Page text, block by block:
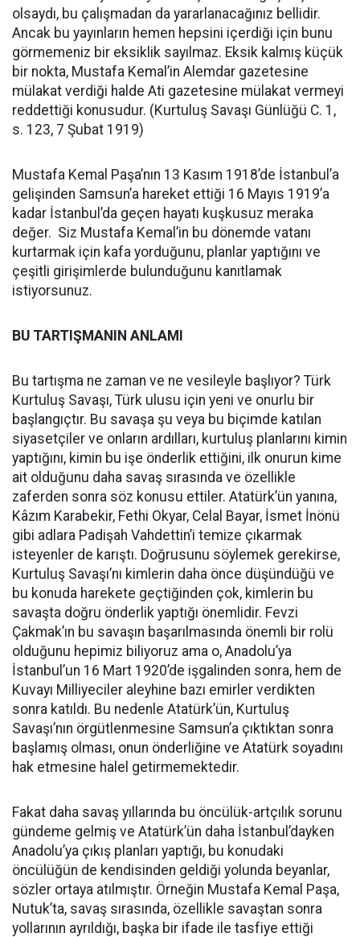
olsaydı, bu çalışmadan da yararlanacağınız bellidir.
Ancak bu yayınların hemen hepsini içerdiği için bunu
görmemeniz bir eksiklik sayılmaz. Eksik kalmış küçük
bir nokta, Mustafa Kemal’in Alemdar gazetesine
mülakat verdiği halde Ati gazetesine mülakat vermeyi
reddettiği konusudur. (Kurtuluş Savaşı Günlüğü C. 1,
s. 123, 7 Şubat 1919)
Mustafa Kemal Paşa’nın 13 Kasım 1918’de İstanbul’a
gelişinden Samsun’a hareket ettiği 16 Mayıs 1919’a
kadar İstanbul’da geçen hayatı kuşkusuz meraka
değer. Siz Mustafa Kemal’in bu dönemde vatanı
kurtarmak için kafa yorduğunu, planlar yaptığını ve
çeşitli girişimlerde bulunduğunu kanıtlamak
istiyorsunuz.
BU TARTIŞMANIN ANLAMI
Bu tartışma ne zaman ve ne vesileyle başlıyor? Türk
Kurtuluş Savaşı, Türk ulusu için yeni ve onurlu bir
başlangıçtır. Bu savaşa şu veya bu biçimde katılan
siyasetçiler ve onların ardılları, kurtuluş planlarını kimin
yaptığını, kimin bu işe önderlik ettiğini, ilk onurun kime
ait olduğunu daha savaş sırasında ve özellikle
zaferden sonra söz konusu ettiler. Atatürk’ün yanına,
Kâzım Karabekir, Fethi Okyar, Celal Bayar, İsmet İnönü
gibi adlara Padişah Vahdettin’i temize çıkarmak
isteyenler de karıştı. Doğrusunu söylemek gerekirse,
Kurtuluş Savaşı’nı kimlerin daha önce düşündüğü ve
bu konuda harekete geçtiğinden çok, kimlerin bu
savaşta doğru önderlik yaptığı önemlidir. Fevzi
Çakmak’ın bu savaşın başarılmasında önemli bir rolü
olduğunu hepimiz biliyoruz ama o, Anadolu’ya
İstanbul’un 16 Mart 1920’de işgalinden sonra, hem de
Kuvayı Milliyeciler aleyhine bazı emirler verdikten
sonra katıldı. Bu nedenle Atatürk’ün, Kurtuluş
Savaşı’nın örgütlenmesine Samsun’a çıktıktan sonra
başlamış olması, onun önderliğine ve Atatürk soyadını
hak etmesine halel getirmemektedir.
Fakat daha savaş yıllarında bu öncülük-artçılık sorunu
gündeme gelmiş ve Atatürk’ün daha İstanbul’dayken
Anadolu’ya çıkış planları yaptığı, bu konudaki
öncülüğün de kendisinden geldiği yolunda beyanlar,
sözler ortaya atılmıştır. Örneğin Mustafa Kemal Paşa,
Nutuk’ta, savaş sırasında, özellikle savaştan sonra
yollarının ayrıldığı, başka bir ifade ile tasfiye ettiği